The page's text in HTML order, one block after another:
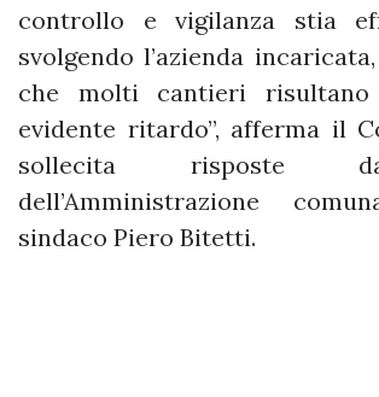
controllo e vigilanza stia
svolgendo l’azienda
che molti cantieri
evidente ritardo”, afferma il
sollecita risposte
dell’Amministrazione
sindaco Piero Bitetti.